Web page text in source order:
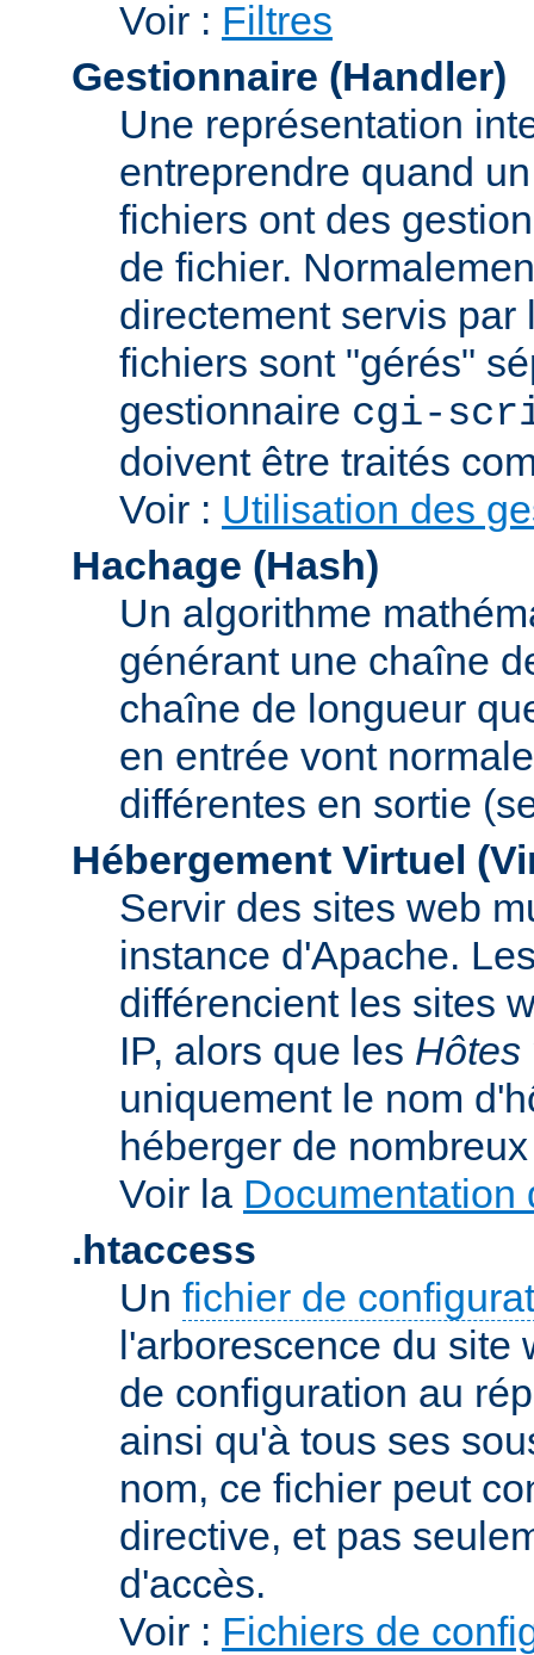
Voir : Filtres
Gestionnaire (Handler)
Une représentation
entreprendre quand
fichiers ont des
de fichier.
directement servis par
fichiers sont "gérés"
gestionnaire cgi-
doivent être traités
Voir : Utilisation des
Hachage (Hash)
Un algorithme
générant une chaîne
chaîne de longueur
en entrée vont
différentes en sortie
Hébergement Virtuel
Servir des sites web
instance d'Apache.
différencient les sites
IP, alors que les Hôtes
uniquement le nom
héberger de
Voir la Documentation
.htaccess
Un fichier de
l'arborescence du
de configuration au
ainsi qu'à tous ses
nom, ce fichier peut
directive, et pas
d'accès.
Voir : Fichiers de